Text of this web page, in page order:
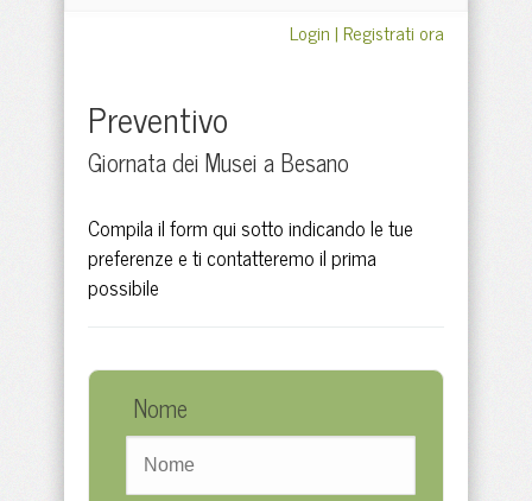
Login|Registrati ora
Preventivo
Giornata dei Musei a Besano
Compila il form qui sotto indicando le tue
preferenze e ti contatteremo il prima
possibile
Nome